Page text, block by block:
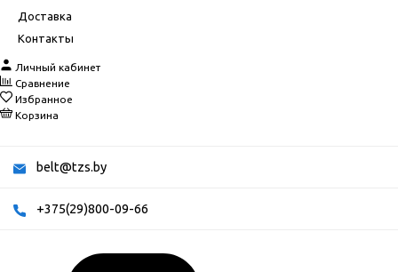
Доставка
Контакты
Личный кабинет
Сравнение
Избранное
Корзина
belt@tzs.by
+375(29)800-09-66